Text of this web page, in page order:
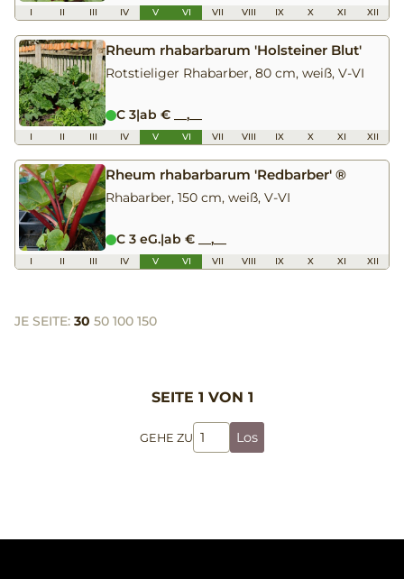
I II III IV V VI VII VIII IX X XI XII
Rheum rhabarbarum 'Holsteiner Blut'
Rotstieliger Rhabarber, 80 cm, weiß, V-VI
C 3|ab € __,__
I II III IV V VI VII VIII IX X XI XII
Rheum rhabarbarum 'Redbarber' ®
Rhabarber, 150 cm, weiß, V-VI
C 3 eG.|ab € __,__
I II III IV V VI VII VIII IX X XI XII
JE SEITE: 30 50 100 150
SEITE 1 VON 1
GEHE ZU Los